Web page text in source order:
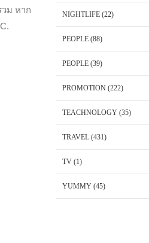
วม หาก
NIGHTLIFE(22)
PEOPLE(88)
PEOPLE(39)
PROMOTION(222)
TEACHNOLOGY(35)
TRAVEL(431)
TV(1)
YUMMY(45)